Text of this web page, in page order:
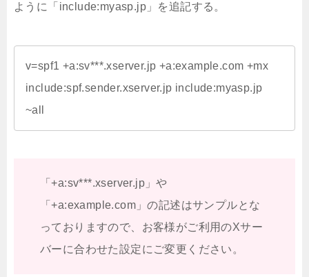
ように「include:myasp.jp」を追記する。
v=spf1 +a:sv***.xserver.jp +a:example.com +mx
include:spf.sender.xserver.jp include:myasp.jp
~all
「+a:sv***.xserver.jp」や
「+a:example.com」の記述はサンプルとな
っておりますので、お客様がご利用のXサー
バーに合わせた設定にご変更ください。